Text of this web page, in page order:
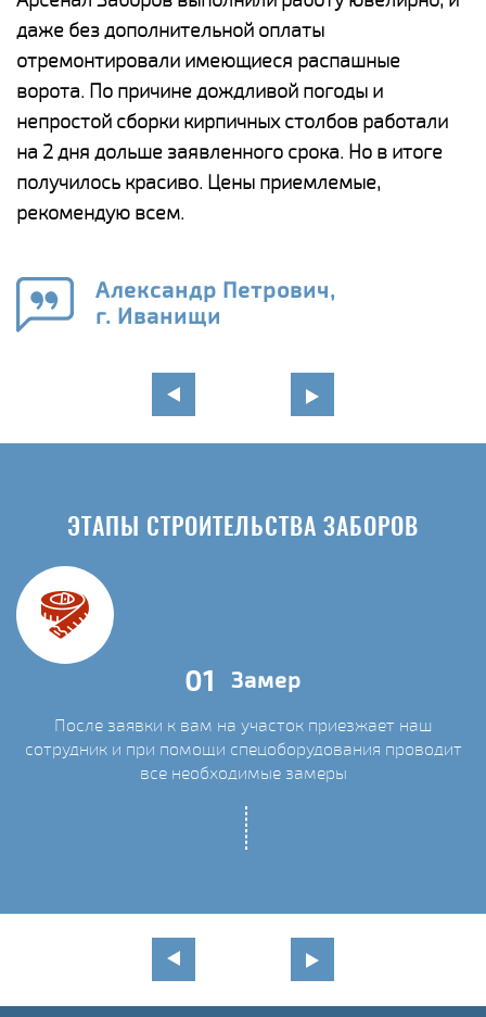
даже без дополнительной оплаты
отремонтировали имеющиеся распашные
ворота. По причине дождливой погоды и
непростой сборки кирпичных столбов работали
на 2 дня дольше заявленного срока. Но в итоге
получилось красиво. Цены приемлемые,
рекомендую всем.
Александр Петрович,
г. Иванищи
ЭТАПЫ СТРОИТЕЛЬСТВА ЗАБОРОВ
01 Замер
После заявки к вам на участок приезжает наш
сотрудник и при помощи спецоборудования проводит
все необходимые замеры